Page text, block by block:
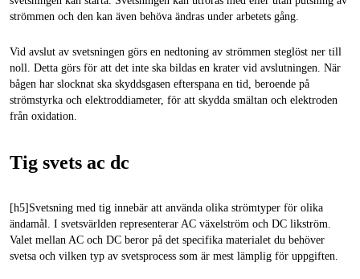
strömmen och den kan även behöva ändras under arbetets gång.
Vid avslut av svetsningen görs en nedtoning av strömmen steglöst ner till
noll. Detta görs för att det inte ska bildas en krater vid avslutningen. När
bågen har slocknat ska skyddsgasen efterspana en tid, beroende på
strömstyrka och elektroddiameter, för att skydda smältan och elektroden
från oxidation.
Tig svets ac dc
[h5]Svetsning med tig innebär att använda olika strömtyper för olika
ändamål. I svetsvärlden representerar AC växelström och DC likström.
Valet mellan AC och DC beror på det specifika materialet du behöver
svetsa och vilken typ av svetsprocess som är mest lämplig för uppgiften.